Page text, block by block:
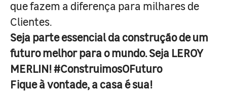
que fazem a diferença para milhares de
Clientes.
Seja parte essencial da construção de um
futuro melhor para o mundo. Seja LEROY
MERLIN! #ConstruimosOFuturo
Fique à vontade, a casa é sua!